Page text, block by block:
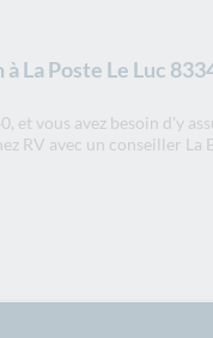
La Poste Le Luc
et vous avez besoin d'y
RV avec un conseiller La